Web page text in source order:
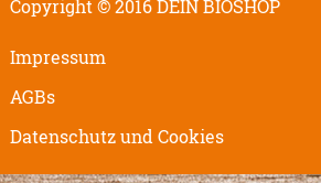
Copyright © 2016 DEIN BIOSHOP
Impressum
AGBs
Datenschutz und Cookies